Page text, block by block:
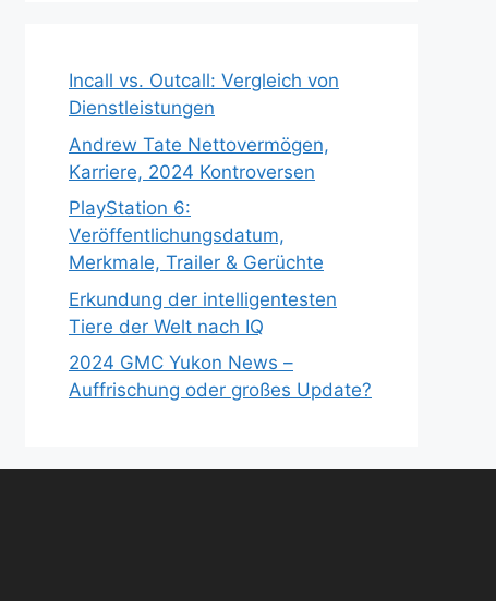
Incall vs. Outcall: Vergleich von
Dienstleistungen
Andrew Tate Nettovermögen,
Karriere, 2024 Kontroversen
PlayStation 6:
Veröffentlichungsdatum,
Merkmale, Trailer & Gerüchte
Erkundung der intelligentesten
Tiere der Welt nach IQ
2024 GMC Yukon News –
Auffrischung oder großes Update?